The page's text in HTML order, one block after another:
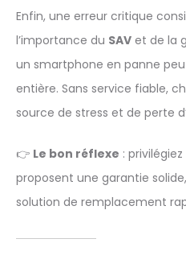
Enfin, une erreur critique
l’importance du SAV et de la
un smartphone en panne
entière. Sans service fiable,
source de stress et de perte
👉 Le bon réflexe :
proposent une garantie
solution de remplacement